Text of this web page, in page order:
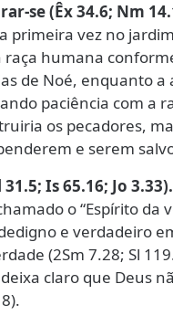
se (Êx 34.6; Nm
primeira vez no
humana
de Noé, enquanto a
paciência com a
os pecadores,
e serem
Is 65.16; Jo 3.33).
o “Espírito da
e verdadeiro
(2Sm 7.28; Sl
claro que Deus